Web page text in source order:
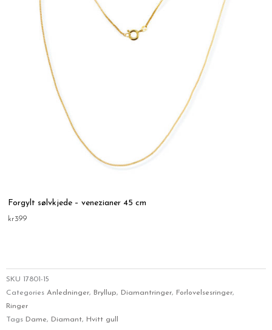
Forgylt sølvkjede – venezianer 45 cm
kr399
SKU
17801-15
Categories Anledninger, Bryllup, Diamantringer, Forlovelsesringer,
Ringer
Tags Dame, Diamant, Hvitt gull